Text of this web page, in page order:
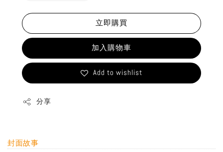
立即購買
加入購物車
Add to wishlist
分享
封面故事